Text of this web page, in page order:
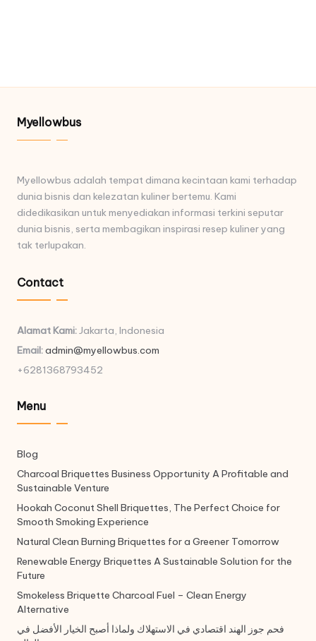
Myellowbus
Myellowbus adalah tempat dimana kecintaan kami terhadap
dunia bisnis dan kelezatan kuliner bertemu. Kami
didedikasikan untuk menyediakan informasi terkini seputar
dunia bisnis, serta membagikan inspirasi resep kuliner yang
tak terlupakan.
Contact
Alamat Kami:Jakarta, Indonesia
Email:admin@myellowbus.com
+6281368793452
Menu
Blog
Charcoal Briquettes Business Opportunity A Profitable and
Sustainable Venture
Hookah Coconut Shell Briquettes, The Perfect Choice for
Smooth Smoking Experience
Natural Clean Burning Briquettes for a Greener Tomorrow
Renewable Energy Briquettes A Sustainable Solution for the
Future
Smokeless Briquette Charcoal Fuel – Clean Energy
Alternative
فحم جوز الهند اقتصادي في الاستهلاك ولماذا أصبح الخيار الأفضل في